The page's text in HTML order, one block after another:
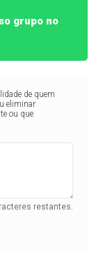
grupo no
de quem
eliminar
ou que
restantes.